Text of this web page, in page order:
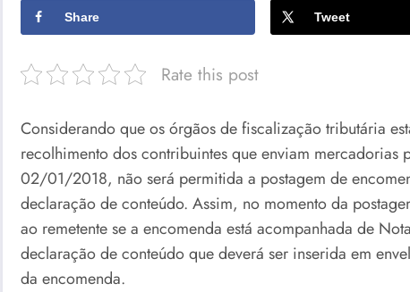
Share Tweet
Rate this post
Considerando que os órgãos de fiscalização tributária
recolhimento dos contribuintes que enviam mercadorias
02/01/2018, não será permitida a postagem de
declaração de conteúdo. Assim, no momento da
ao remetente se a encomenda está acompanhada de
declaração de conteúdo que deverá ser inserida em
da encomenda.